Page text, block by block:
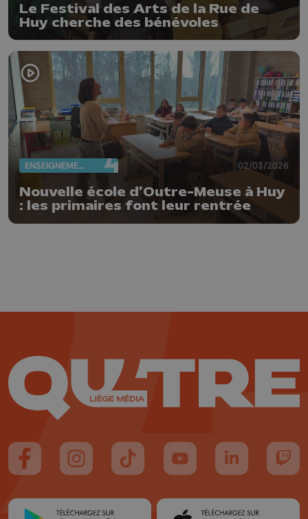
Le Festival des Arts de la Rue de
Huy cherche des bénévoles
ENSEIGNEMENT 02/03/2026
Nouvelle école d’Outre-Meuse à Huy
: les primaires font leur rentrée
Suivez-nous sur FaceBook
Suivez-nous sur Instagram
Suivez-nous sur TikTok
Suivez-nous sur YouTube
Suivez-nous